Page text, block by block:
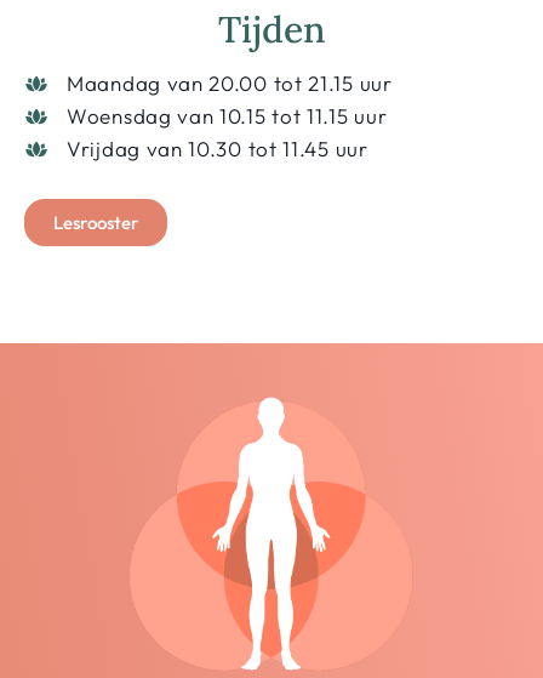
Tijden
Maandag van 20.00 tot 21.15 uur
Woensdag van 10.15 tot 11.15 uur
Vrijdag van 10.30 tot 11.45 uur
Lesrooster